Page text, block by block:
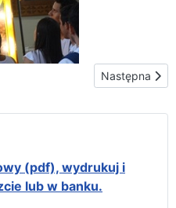
Następna
Następna
(pdf), wydrukuj i
lub w banku.